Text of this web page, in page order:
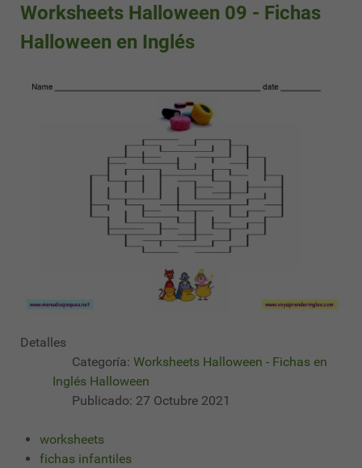
Worksheets Halloween 09 - Fichas
Halloween en Inglés
Detalles
Categoría: Worksheets Halloween - Fichas en
Inglés Halloween
Publicado: 27 Octubre 2021
worksheets
fichas infantiles